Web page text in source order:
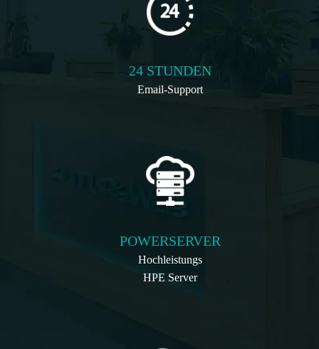
24 STUNDEN
Email-Support
POWERSERVER
Hochleistungs
HPE Server